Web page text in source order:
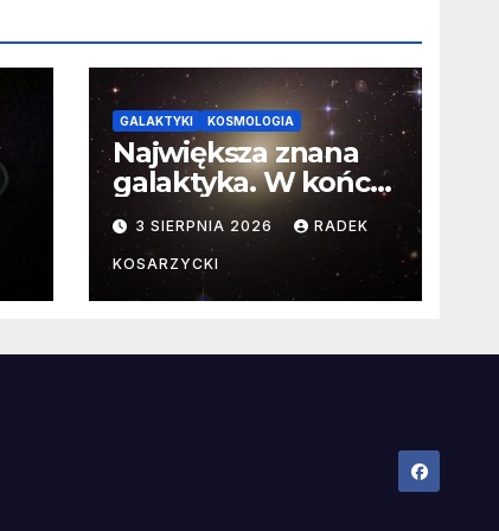
GALAKTYKI KOSMOLOGIA
Największa znana
galaktyka. W końcu
poznaliśmy jej
faktyczne wymiary
3 SIERPNIA 2026 RADEK
KOSARZYCKI